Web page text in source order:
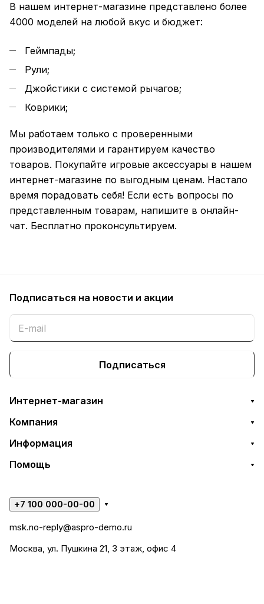
В нашем интернет-магазине представлено более
4000 моделей на любой вкус и бюджет:
Геймпады;
Рули;
Джойстики с системой рычагов;
Коврики;
Мы работаем только с проверенными
производителями и гарантируем качество
товаров. Покупайте игровые аксессуары в нашем
интернет-магазине по выгодным ценам. Настало
время порадовать себя! Если есть вопросы по
представленным товарам, напишите в онлайн-
чат. Бесплатно проконсультируем.
Подписаться на новости и акции
Подписаться
Интернет-магазин
Компания
Информация
Помощь
+7 100 000-00-00
msk.no-reply@aspro-demo.ru
Москва, ул. Пушкина 21, 3 этаж, офис 4